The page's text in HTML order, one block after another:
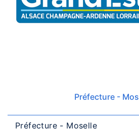
Préfecture -
Préfecture - Moselle